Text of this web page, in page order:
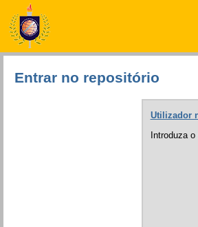
Entrar no repositório
Utilizador
Introduza